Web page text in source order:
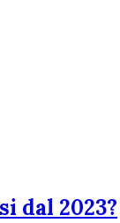
dal 2023?